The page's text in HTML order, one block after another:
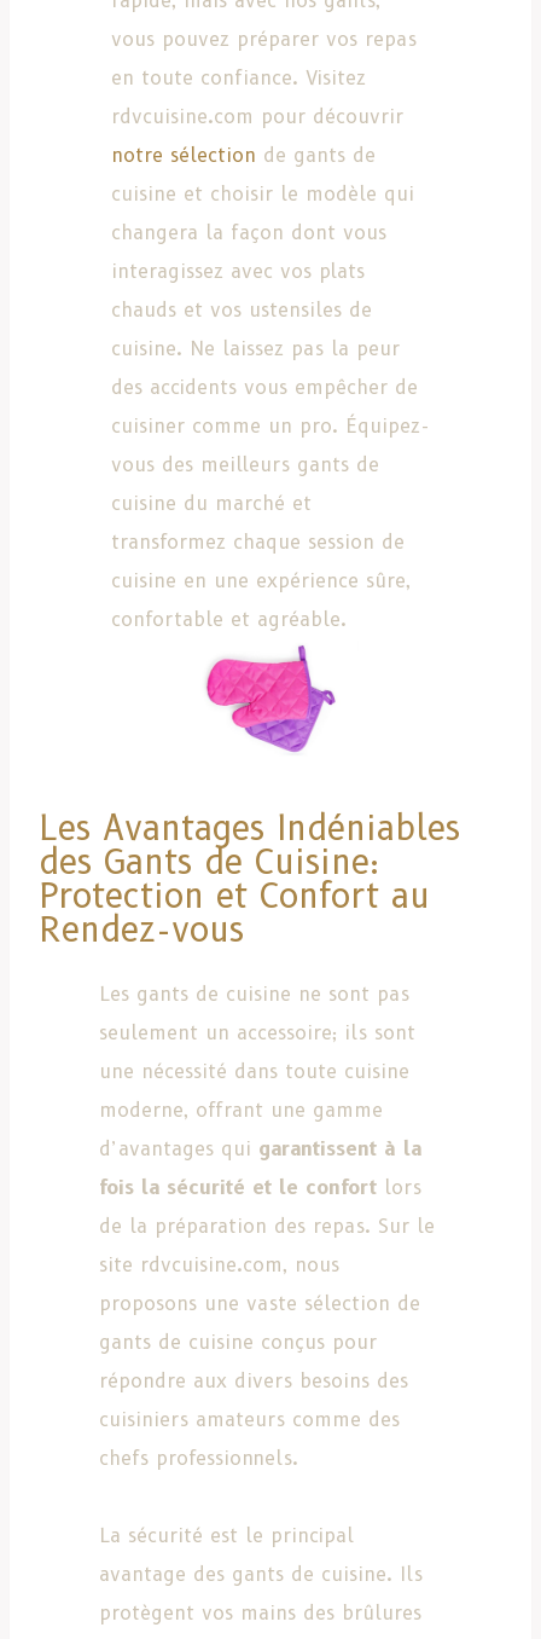
vous pouvez préparer vos repas
en toute confiance. Visitez
rdvcuisine.com pour découvrir
notre sélection de gants de
cuisine et choisir le modèle qui
changera la façon dont vous
interagissez avec vos plats
chauds et vos ustensiles de
cuisine. Ne laissez pas la peur
des accidents vous empêcher de
cuisiner comme un pro. Équipez-
vous des meilleurs gants de
cuisine du marché et
transformez chaque session de
cuisine en une expérience sûre,
confortable et agréable.
Les Avantages Indéniables
des Gants de Cuisine:
Protection et Confort au
Rendez-vous
Les gants de cuisine ne sont pas
seulement un accessoire; ils sont
une nécessité dans toute cuisine
moderne, offrant une gamme
d’avantages qui garantissent à la
fois la sécurité et le confort lors
de la préparation des repas. Sur le
site rdvcuisine.com, nous
proposons une vaste sélection de
gants de cuisine conçus pour
répondre aux divers besoins des
cuisiniers amateurs comme des
chefs professionnels.
La sécurité est le principal
avantage des gants de cuisine. Ils
protègent vos mains des brûlures